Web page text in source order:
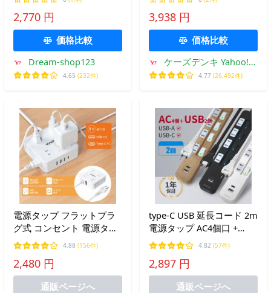
源タップ usb付き 隙間 AC
差込口 4個口 Type-C 2ポー
ト USB-A 2ポート薄型
2,770 円
価格比較
Dream-shop123
4.65 (232件)
3,938 円
価格比較
ケーズデンキ Yahoo!シ
ョップ
4.77 (26,492件)
電源タップ フラットプラ
グ式 コンセント 電源タッ
プ usb 延長コード 2m AC8
口 USB4ポート コンセント
急速充電 2m スマホ充電
回転 usb コンセント スイ
4.88 (156件)
2,480 円
通販ページへ
type-C USB 延長コード 2m
電源タップ AC4個口 +
2USB PD QC急速充電
USB-A PD 雷ガード 雷サー
ジ 海外 240V スマートIC
コンセント タップ
4.82 (57件)
2,897 円
通販ページへ